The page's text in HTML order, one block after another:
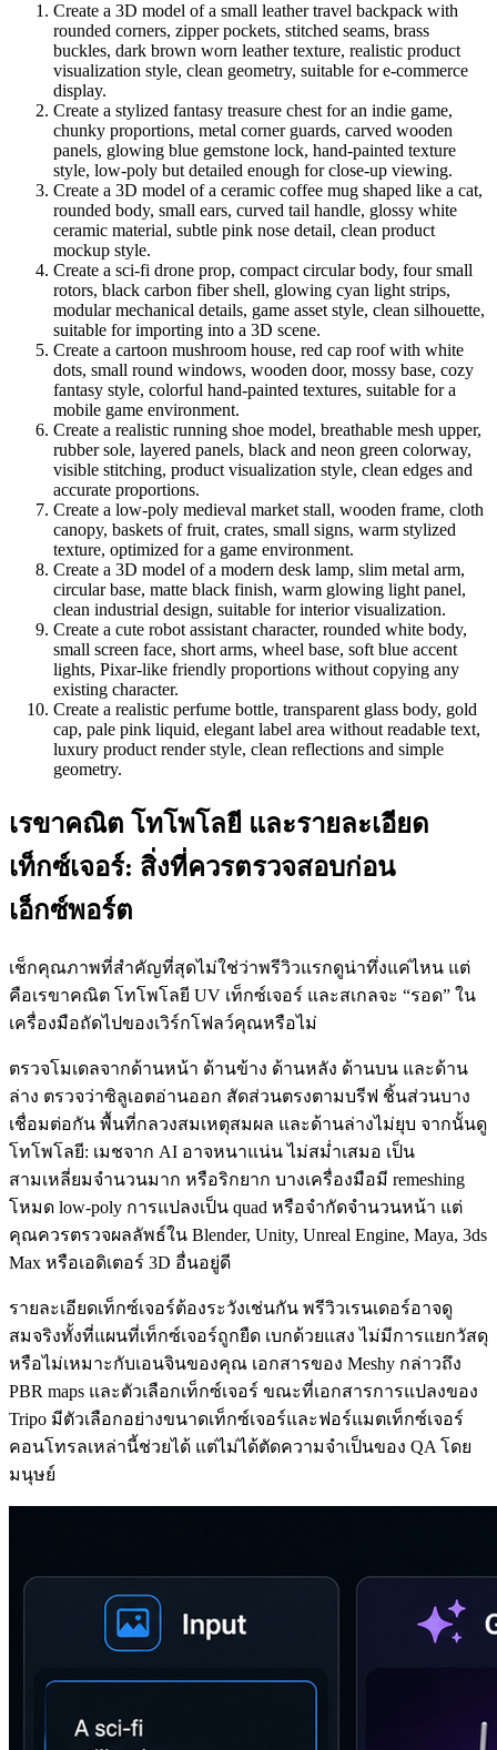
Create a 3D model of a small leather travel backpack with
rounded corners, zipper pockets, stitched seams, brass
buckles, dark brown worn leather texture, realistic product
visualization style, clean geometry, suitable for e-commerce
display.
Create a stylized fantasy treasure chest for an indie game,
chunky proportions, metal corner guards, carved wooden
panels, glowing blue gemstone lock, hand-painted texture
style, low-poly but detailed enough for close-up viewing.
Create a 3D model of a ceramic coffee mug shaped like a cat,
rounded body, small ears, curved tail handle, glossy white
ceramic material, subtle pink nose detail, clean product
mockup style.
Create a sci-fi drone prop, compact circular body, four small
rotors, black carbon fiber shell, glowing cyan light strips,
modular mechanical details, game asset style, clean silhouette,
suitable for importing into a 3D scene.
Create a cartoon mushroom house, red cap roof with white
dots, small round windows, wooden door, mossy base, cozy
fantasy style, colorful hand-painted textures, suitable for a
mobile game environment.
Create a realistic running shoe model, breathable mesh upper,
rubber sole, layered panels, black and neon green colorway,
visible stitching, product visualization style, clean edges and
accurate proportions.
Create a low-poly medieval market stall, wooden frame, cloth
canopy, baskets of fruit, crates, small signs, warm stylized
texture, optimized for a game environment.
Create a 3D model of a modern desk lamp, slim metal arm,
circular base, matte black finish, warm glowing light panel,
clean industrial design, suitable for interior visualization.
Create a cute robot assistant character, rounded white body,
small screen face, short arms, wheel base, soft blue accent
lights, Pixar-like friendly proportions without copying any
existing character.
Create a realistic perfume bottle, transparent glass body, gold
cap, pale pink liquid, elegant label area without readable text,
luxury product render style, clean reflections and simple
geometry.
เรขาคณิต โทโพโลยี และรายละเอียด
เท็กซ์เจอร์: สิ่งที่ควรตรวจสอบก่อน
เอ็กซ์พอร์ต
เช็กคุณภาพที่สำคัญที่สุดไม่ใช่ว่าพรีวิวแรกดูน่าทึ่งแค่ไหน แต่
คือเรขาคณิต โทโพโลยี UV เท็กซ์เจอร์ และสเกลจะ “รอด” ใน
เครื่องมือถัดไปของเวิร์กโฟลว์คุณหรือไม่
ตรวจโมเดลจากด้านหน้า ด้านข้าง ด้านหลัง ด้านบน และด้าน
ล่าง ตรวจว่าซิลูเอตอ่านออก สัดส่วนตรงตามบรีฟ ชิ้นส่วนบาง
เชื่อมต่อกัน พื้นที่กลวงสมเหตุสมผล และด้านล่างไม่ยุบ จากนั้นดู
โทโพโลยี: เมชจาก AI อาจหนาแน่น ไม่สม่ำเสมอ เป็น
สามเหลี่ยมจำนวนมาก หรือริกยาก บางเครื่องมือมี remeshing
โหมด low-poly การแปลงเป็น quad หรือจำกัดจำนวนหน้า แต่
คุณควรตรวจผลลัพธ์ใน Blender, Unity, Unreal Engine, Maya, 3ds
Max หรือเอดิเตอร์ 3D อื่นอยู่ดี
รายละเอียดเท็กซ์เจอร์ต้องระวังเช่นกัน พรีวิวเรนเดอร์อาจดู
สมจริงทั้งที่แผนที่เท็กซ์เจอร์ถูกยืด เบกด้วยแสง ไม่มีการแยกวัสดุ
หรือไม่เหมาะกับเอนจินของคุณ เอกสารของ Meshy กล่าวถึง
PBR maps และตัวเลือกเท็กซ์เจอร์ ขณะที่เอกสารการแปลงของ
Tripo มีตัวเลือกอย่างขนาดเท็กซ์เจอร์และฟอร์แมตเท็กซ์เจอร์
คอนโทรลเหล่านี้ช่วยได้ แต่ไม่ได้ตัดความจำเป็นของ QA โดย
มนุษย์